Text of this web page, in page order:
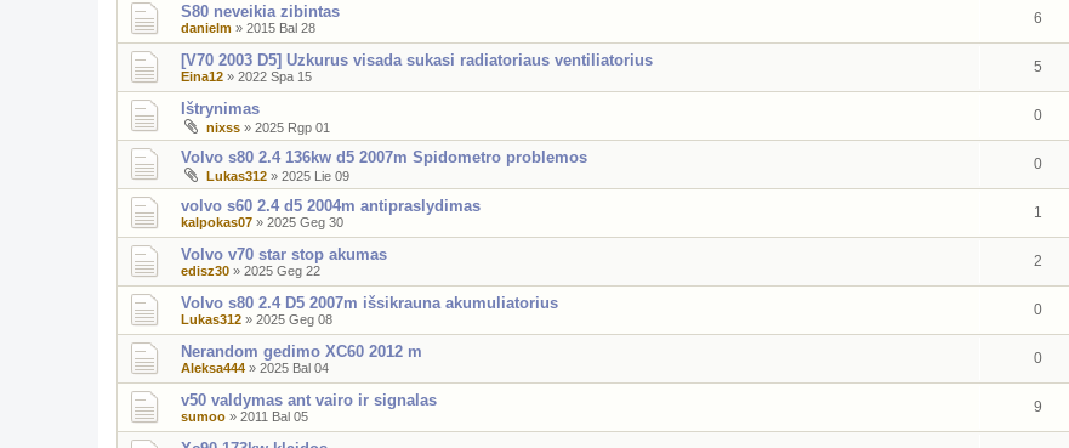
S80 neveikia zibintas
danielm » 2015 Bal 28
6
[V70 2003 D5] Uzkurus visada sukasi radiatoriaus ventiliatorius
Eina12 » 2022 Spa 15
5
Ištrynimas
nixss » 2025 Rgp 01
0
Volvo s80 2.4 136kw d5 2007m Spidometro problemos
Lukas312 » 2025 Lie 09
0
volvo s60 2.4 d5 2004m antipraslydimas
kalpokas07 » 2025 Geg 30
1
Volvo v70 star stop akumas
edisz30 » 2025 Geg 22
2
Volvo s80 2.4 D5 2007m išsikrauna akumuliatorius
Lukas312 » 2025 Geg 08
0
Nerandom gedimo XC60 2012 m
Aleksa444 » 2025 Bal 04
0
v50 valdymas ant vairo ir signalas
sumoo » 2011 Bal 05
9